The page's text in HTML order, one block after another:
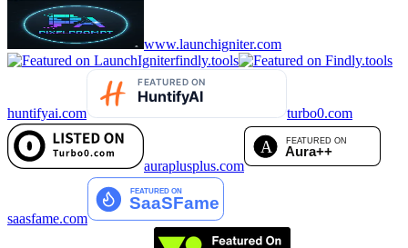
www.launchigniter.com
findly.tools
huntifyai.com turbo0.com
auraplusplus.com
saasfame.com